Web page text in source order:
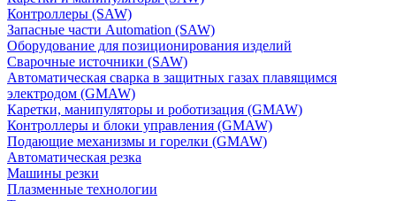
Контроллеры (SAW)
Запасные части Automation (SAW)
Оборудование для позиционирования изделий
Сварочные источники (SAW)
Автоматическая сварка в защитных газах плавящимся
электродом (GMAW)
Каретки, манипуляторы и роботизация (GMAW)
Контроллеры и блоки управления (GMAW)
Подающие механизмы и горелки (GMAW)
Автоматическая резка
Машины резки
Плазменные технологии